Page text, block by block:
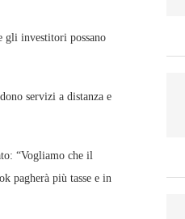
gli investitori possano
servizi a distanza e
“Vogliamo che il
pagherà più tasse e in